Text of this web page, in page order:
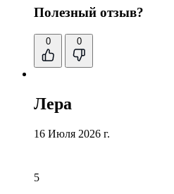
Полезный отзыв?
0 0
Лера
16 Июля 2026 г.
5